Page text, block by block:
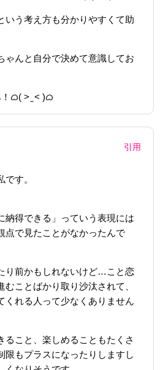
う考え方も分かりやすくて助
ゃんと自分で決めて意識してお
！ᜊ( > ̫ < )ᜊ
引用
す。
納得できる」っていう表現には
点で見たことがなかったんで
り前かもしれないけど…こと恋
ことばかり取り沙汰されて、
くれる人って少なくありません
ること、楽しめることもたくさ
限もプラスになったりしますし